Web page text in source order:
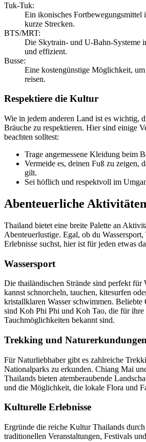
Tuk-Tuk:
Ein ikonisches Fortbewegungsmittel
kurze Strecken.
BTS/MRT:
Die Skytrain- und U-Bahn-Systeme
und effizient.
Busse:
Eine kostengünstige Möglichkeit,
reisen.
Respektiere die Kultur
Wie in jedem anderen Land ist es wichtig,
Bräuche zu respektieren. Hier sind einige
beachten solltest:
Trage angemessene Kleidung beim
Vermeide es, deinen Fuß zu zeigen,
gilt.
Sei höflich und respektvoll im
Abenteuerliche
Thailand bietet eine breite Palette an
Abenteuerlustige. Egal, ob du
Erlebnisse suchst, hier ist für jeden etwas
Wassersport
Die thailändischen Strände sind perfekt für
kannst schnorcheln, tauchen, kitesurfen
kristallklaren Wasser schwimmen. Beliebte
sind Koh Phi Phi und Koh Tao, die für ihre
Tauchmöglichkeiten bekannt sind.
Trekking und Naturerkundungen
Für Naturliebhaber gibt es zahlreiche
Nationalparks zu erkunden. Chiang Mai
Thailands bieten atemberaubende
und die Möglichkeit, die lokale Flora und
Kulturelle Erlebnisse
Ergründe die reiche Kultur Thailands
traditionellen Veranstaltungen, Festivals